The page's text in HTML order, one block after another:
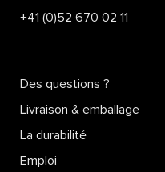
+41 (0)52 670 02 11
Des questions ?
Livraison & emballage
La durabilité
Emploi